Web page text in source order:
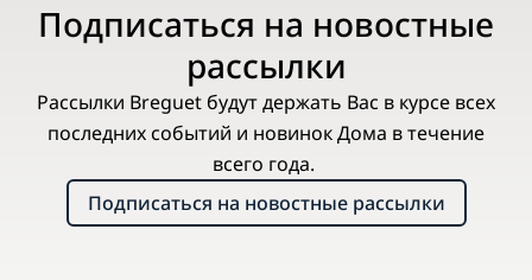
Подписаться на новостные
рассылки
Рассылки Breguet будут держать Вас в курсе всех
последних событий и новинок Дома в течение
всего года.
Подписаться на новостные рассылки